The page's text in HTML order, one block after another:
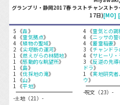
グランプリ・静岡2017春 ラストチャンスト
17日)[MO]
5 《森》
4 《霊気拠点》
4 《植物の聖域》
2 《尖塔断の運河》
1 《燃えがらの林間地》
1 《感動的な眺望所》
1 《島》
1 《伐採地の滝》
1 《山》
1 《平地》
-土地（21）-
4 《霊気との調
4 《ニッサの誓
4 《蓄霊稲妻》
3 《チャンドラ
4 《サヒーリ・
3 《反逆の先導
ドラ》
1 《実地研究者
ウ》
-呪文（23）-